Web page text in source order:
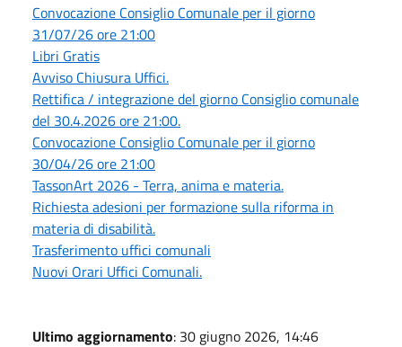
Convocazione Consiglio Comunale per il giorno
31/07/26 ore 21:00
Libri Gratis
Avviso Chiusura Uffici.
Rettifica / integrazione del giorno Consiglio comunale
del 30.4.2026 ore 21:00.
Convocazione Consiglio Comunale per il giorno
30/04/26 ore 21:00
TassonArt 2026 - Terra, anima e materia.
Richiesta adesioni per formazione sulla riforma in
materia di disabilità.
Trasferimento uffici comunali
Nuovi Orari Uffici Comunali.
Ultimo aggiornamento: 30 giugno 2026, 14:46